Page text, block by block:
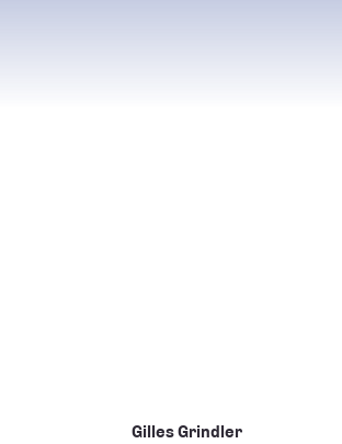
Gilles Grindler